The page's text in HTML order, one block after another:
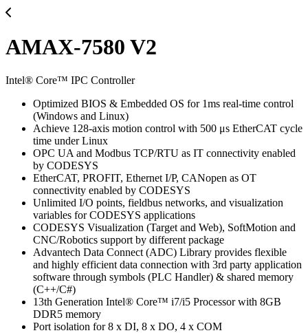
AMAX-7580 V2
Intel® Core™ IPC Controller
Optimized BIOS & Embedded OS for 1ms real-time control
(Windows and Linux)
Achieve 128-axis motion control with 500 μs EtherCAT cycle
time under Linux
OPC UA and Modbus TCP/RTU as IT connectivity enabled
by CODESYS
EtherCAT, PROFIT, Ethernet I/P, CANopen as OT
connectivity enabled by CODESYS
Unlimited I/O points, fieldbus networks, and visualization
variables for CODESYS applications
CODESYS Visualization (Target and Web), SoftMotion and
CNC/Robotics support by different package
Advantech Data Connect (ADC) Library provides flexible
and highly efficient data connection with 3rd party application
software through symbols (PLC Handler) & shared memory
(C++/C#)
13th Generation Intel® Core™ i7/i5 Processor with 8GB
DDR5 memory
Port isolation for 8 x DI, 8 x DO, 4 x COM